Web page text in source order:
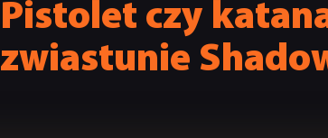
Pistolet czy
zwiastunie